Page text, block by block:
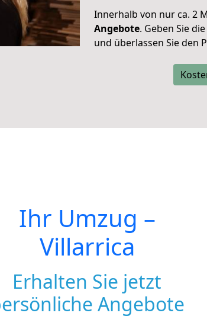
Innerhalb von nur ca. 2
Angebote. Geben Sie
und überlassen Sie den
Ihr Umzug –
Villarrica
Erhalten Sie jetzt
Angebote